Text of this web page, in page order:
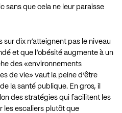
sans que cela ne leur paraisse
sur dix n’atteignent pas le niveau
et que l’obésité augmente à un
des «environnements
de vie» vaut la peine d’être
la santé publique. En gros, il
des stratégies qui facilitent les
les escaliers plutôt que